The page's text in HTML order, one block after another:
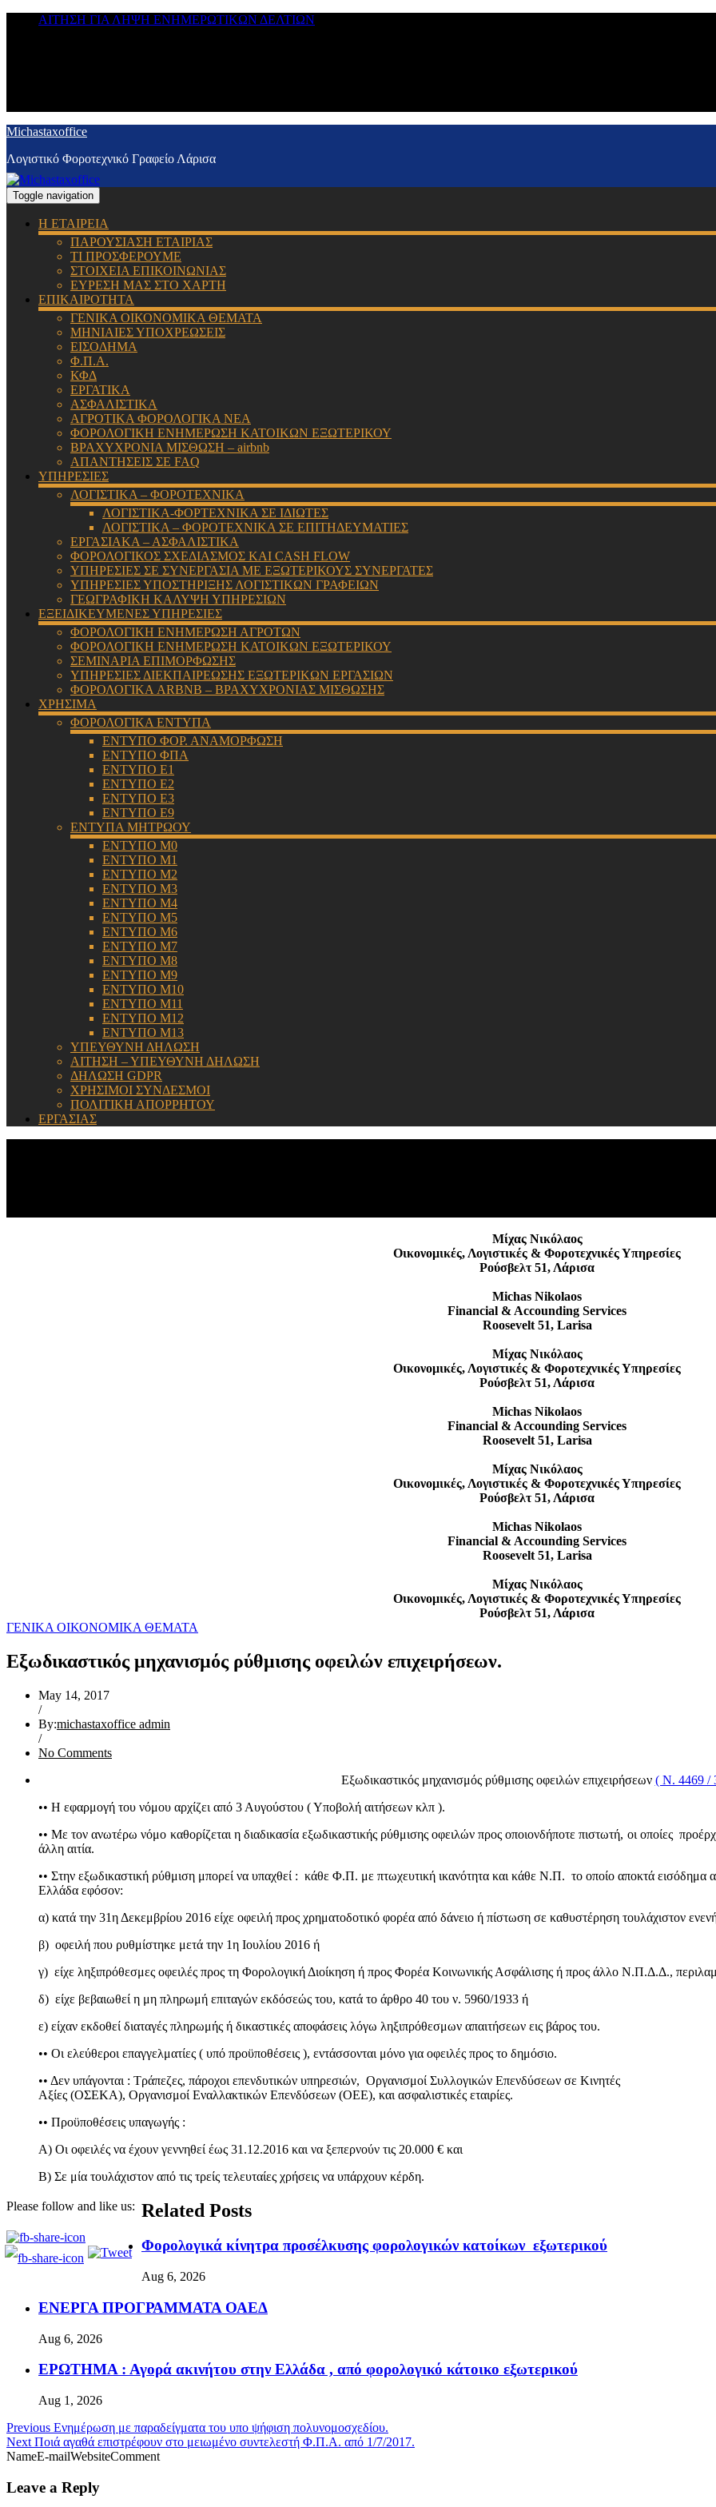
ΑΙΤΗΣΗ ΓΙΑ ΛΗΨΗ ΕΝΗΜΕΡΩΤΙΚΩΝ ΔΕΛΤΙΩΝ
Michastaxoffice
Λογιστικό Φοροτεχνικό Γραφείο Λάρισα
Toggle navigation
Η ΕΤΑΙΡΕΙΑ
ΠΑΡΟΥΣΙΑΣΗ ΕΤΑΙΡΙΑΣ
ΤΙ ΠΡΟΣΦΕΡΟΥΜΕ
ΣΤΟΙΧΕΙΑ ΕΠΙΚΟΙΝΩΝΙΑΣ
ΕΥΡΕΣΗ ΜΑΣ ΣΤΟ ΧΑΡΤΗ
ΕΠΙΚΑΙΡΟΤΗΤΑ
ΓΕΝΙΚΑ ΟΙΚΟΝΟΜΙΚΑ ΘΕΜΑΤΑ
ΜΗΝΙΑΙΕΣ ΥΠΟΧΡΕΩΣΕΙΣ
ΕΙΣΟΔΗΜΑ
Φ.Π.Α.
ΚΦΔ
ΕΡΓΑΤΙΚΑ
ΑΣΦΑΛΙΣΤΙΚΑ
ΑΓΡΟΤΙΚΑ ΦΟΡΟΛΟΓΙΚΑ ΝΕΑ
ΦΟΡΟΛΟΓΙΚΗ ΕΝΗΜΕΡΩΣΗ ΚΑΤΟΙΚΩΝ ΕΞΩΤΕΡΙΚΟΥ
ΒΡΑΧΥΧΡΟΝΙΑ ΜΙΣΘΩΣΗ – airbnb
ΑΠΑΝΤΗΣΕΙΣ ΣΕ FAQ
ΥΠΗΡΕΣΙΕΣ
ΛΟΓΙΣΤΙΚΑ – ΦΟΡΟΤΕΧΝΙΚΑ
ΛΟΓΙΣΤΙΚΑ-ΦΟΡΤΕΧΝΙΚΑ ΣΕ ΙΔΙΩΤΕΣ
ΛΟΓΙΣΤΙΚΑ – ΦΟΡΟΤΕΧΝΙΚΑ ΣΕ ΕΠΙΤΗΔΕΥΜΑΤΙΕΣ
ΕΡΓΑΣΙΑΚΑ – ΑΣΦΑΛΙΣΤΙΚΑ
ΦΟΡΟΛΟΓΙΚΟΣ ΣΧΕΔΙΑΣΜΟΣ ΚΑΙ CASH FLOW
ΥΠΗΡΕΣΙΕΣ ΣΕ ΣΥΝΕΡΓΑΣΙΑ ΜΕ ΕΞΩΤΕΡΙΚΟΥΣ ΣΥΝΕΡΓΑΤΕΣ
ΥΠΗΡΕΣΙΕΣ ΥΠΟΣΤΗΡΙΞΗΣ ΛΟΓΙΣΤΙΚΩΝ ΓΡΑΦΕΙΩΝ
ΓΕΩΓΡΑΦΙΚΗ ΚΑΛΥΨΗ ΥΠΗΡΕΣΙΩΝ
ΕΞΕΙΔΙΚΕΥΜΕΝΕΣ ΥΠΗΡΕΣΙΕΣ
ΦΟΡΟΛΟΓΙΚΗ ΕΝΗΜΕΡΩΣΗ ΑΓΡΟΤΩΝ
ΦΟΡΟΛΟΓΙΚΗ ΕΝΗΜΕΡΩΣΗ ΚΑΤΟΙΚΩΝ ΕΞΩΤΕΡΙΚΟΥ
ΣΕΜΙΝΑΡΙΑ ΕΠΙΜΟΡΦΩΣΗΣ
ΥΠΗΡΕΣΙΕΣ ΔΙΕΚΠΑΙΡΕΩΣΗΣ ΕΞΩΤΕΡΙΚΩΝ ΕΡΓΑΣΙΩΝ
ΦΟΡΟΛΟΓΙΚΑ ARBNB – ΒΡΑΧΥΧΡΟΝΙΑΣ ΜΙΣΘΩΣΗΣ
ΧΡΗΣΙΜΑ
ΦΟΡΟΛΟΓΙΚΑ ΕΝΤΥΠΑ
ΕΝΤΥΠΟ ΦΟΡ. ΑΝΑΜΟΡΦΩΣΗ
ΕΝΤΥΠΟ ΦΠΑ
ΕΝΤΥΠΟ Ε1
ΕΝΤΥΠΟ Ε2
ΕΝΤΥΠΟ Ε3
ΕΝΤΥΠΟ Ε9
ΕΝΤΥΠΑ ΜΗΤΡΩΟΥ
ΕΝΤΥΠΟ Μ0
ΕΝΤΥΠΟ Μ1
ΕΝΤΥΠΟ Μ2
ΕΝΤΥΠΟ Μ3
ΕΝΤΥΠΟ Μ4
ΕΝΤΥΠΟ Μ5
ΕΝΤΥΠΟ Μ6
ΕΝΤΥΠΟ Μ7
ΕΝΤΥΠΟ Μ8
ΕΝΤΥΠΟ Μ9
ΕΝΤΥΠΟ Μ10
ΕΝΤΥΠΟ Μ11
ΕΝΤΥΠΟ Μ12
ΕΝΤΥΠΟ Μ13
ΥΠΕΥΘΥΝΗ ΔΗΛΩΣΗ
ΑΙΤΗΣΗ – ΥΠΕΥΘΥΝΗ ΔΗΛΩΣΗ
ΔΗΛΩΣΗ GDPR
ΧΡΗΣΙΜΟΙ ΣΥΝΔΕΣΜΟΙ
ΠΟΛΙΤΙΚΗ ΑΠΟΡΡΗΤΟΥ
ΕΡΓΑΣΙΑΣ
Μίχας Νικόλαος
Οικονομικές, Λογιστικές & Φοροτεχνικές Υπηρεσίες
Ρούσβελτ 51, Λάρισα
Michas Nikolaos
Financial & Accounding Services
Roosevelt 51, Larisa
Μίχας Νικόλαος
Οικονομικές, Λογιστικές & Φοροτεχνικές Υπηρεσίες
Ρούσβελτ 51, Λάρισα
Michas Nikolaos
Financial & Accounding Services
Roosevelt 51, Larisa
Μίχας Νικόλαος
Οικονομικές, Λογιστικές & Φοροτεχνικές Υπηρεσίες
Ρούσβελτ 51, Λάρισα
Michas Nikolaos
Financial & Accounding Services
Roosevelt 51, Larisa
Μίχας Νικόλαος
Οικονομικές, Λογιστικές & Φοροτεχνικές Υπηρεσίες
Ρούσβελτ 51, Λάρισα
ΓΕΝΙΚΑ ΟΙΚΟΝΟΜΙΚΑ ΘΕΜΑΤΑ
Εξωδικαστικός μηχανισμός ρύθμισης οφειλών επιχειρήσεων.
May 14, 2017
/
By:michastaxoffice admin
/
No Comments
Εξωδικαστικός μηχανισμός ρύθμισης οφειλών επιχειρήσεων ( Ν. 4469 /
•• Η εφαρμογή του νόμου αρχίζει από 3 Αυγούστου ( Υποβολή αιτήσεων κλπ ).
•• Με τον ανωτέρω νόμο καθορίζεται η διαδικασία εξωδικαστικής ρύθμισης οφειλών προς οποιονδήποτε πιστωτή, οι οποίες
άλλη αιτία.
•• Στην εξωδικαστική ρύθμιση μπορεί να υπαχθεί : κάθε Φ.Π. με πτωχευτική ικανότητα και κάθε Ν.Π. το οποίο αποκτά εισόδημα
Ελλάδα εφόσον:
α) κατά την 31η Δεκεμβρίου 2016 είχε οφειλή προς χρηματοδοτικό φορέα από δάνειο ή πίστωση σε καθυστέρηση τουλάχιστον
β) οφειλή που ρυθμίστηκε μετά την 1η Ιουλίου 2016 ή
γ) είχε ληξιπρόθεσμες οφειλές προς τη Φορολογική Διοίκηση ή προς Φορέα Κοινωνικής Ασφάλισης ή προς άλλο Ν.Π.Δ.Δ.,
δ) είχε βεβαιωθεί η μη πληρωμή επιταγών εκδόσεώς του, κατά το άρθρο 40 του ν. 5960/1933 ή
ε) είχαν εκδοθεί διαταγές πληρωμής ή δικαστικές αποφάσεις λόγω ληξιπρόθεσμων απαιτήσεων εις βάρος του.
•• Οι ελεύθεροι επαγγελματίες ( υπό προϋποθέσεις ), εντάσσονται μόνο για οφειλές προς το δημόσιο.
•• Δεν υπάγονται : Τράπεζες, πάροχοι επενδυτικών υπηρεσιών, Οργανισμοί Συλλογικών Επενδύσεων σε Κινητές
Αξίες (ΟΣΕΚΑ), Οργανισμοί Εναλλακτικών Επενδύσεων (ΟΕΕ), και ασφαλιστικές εταιρίες.
•• Προϋποθέσεις υπαγωγής :
Α) Οι οφειλές να έχουν γεννηθεί έως 31.12.2016 και να ξεπερνούν τις 20.000 € και
Β) Σε μία τουλάχιστον από τις τρείς τελευταίες χρήσεις να υπάρχουν κέρδη.
Please follow and like us: Related Posts
Φορολογικά κίνητρα προσέλκυσης φορολογικών κατοίκων εξωτερικού
Aug 6, 2026
ΕΝΕΡΓΑ ΠΡΟΓΡΑΜΜΑΤΑ ΟΑΕΔ
Aug 6, 2026
ΕΡΩΤΗΜΑ : Αγορά ακινήτου στην Ελλάδα , από φορολογικό κάτοικο εξωτερικού
Aug 1, 2026
Previous Ενημέρωση με παραδείγματα του υπο ψήφιση πολυνομοσχεδίου.
Next Ποιά αγαθά επιστρέφουν στο μειωμένο συντελεστή Φ.Π.Α. από 1/7/2017.
NameE-mailWebsiteComment
Leave a Reply